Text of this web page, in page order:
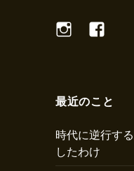
Instagram
最近のこと
時代に逆行す
したわけ